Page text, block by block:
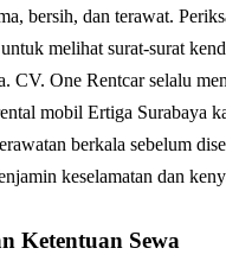
bersih, dan terawat.
melihat surat-surat
CV. One Rentcar selalu
mobil Ertiga Surabaya
berkala sebelum
keselamatan dan
Ketentuan Sewa